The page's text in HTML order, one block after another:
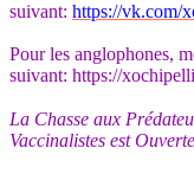
suivant: https://vk.com/
Pour les anglophones,
suivant: https://
La Chasse aux
Vaccinalistes est Ouverte